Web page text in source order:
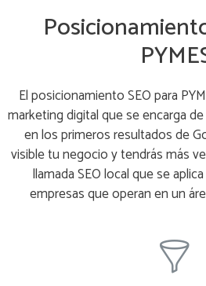
El posicionamiento SEO para
marketing digital que se encarga
en los primeros resultados de
visible tu negocio y tendrás más
llamada SEO local que se
empresas que operan en un